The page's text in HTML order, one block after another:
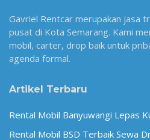
Gavriel Rentcar merupakan jasa
pusat di Kota Semarang. Kami
mobil, carter, drop baik untuk
agenda formal.
Artikel Terbaru
Rental Mobil Banyuwangi Lepas
Rental Mobil BSD Terbaik Sewa